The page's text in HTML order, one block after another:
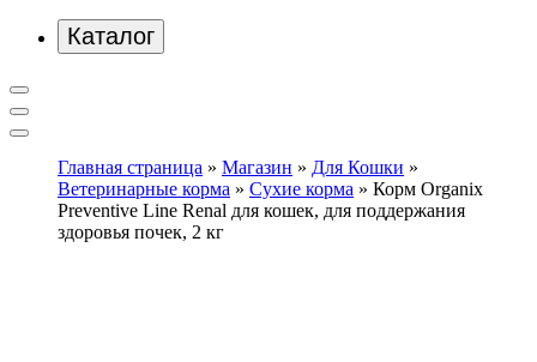
Каталог
Главная страница » Магазин » Для Кошки »
Ветеринарные корма » Сухие корма » Корм Organix
Preventive Line Renal для кошек, для поддержания
здоровья почек, 2 кг